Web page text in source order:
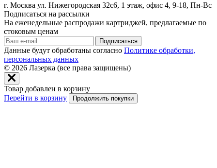
г. Москва ул. Нижегородская 32с6, 1 этаж, офис 4, 9-18, Пн-Вс
Подписаться на рассылки
На еженедельные распродажи картриджей, предлагаемые по
стоковым ценам
Подписаться
Данные будут обработаны согласно Политике обработки,
персональных данных
© 2026 Лазерка (все права защищены)
Товар добавлен в корзину
Перейти в корзину
Продолжить покупки